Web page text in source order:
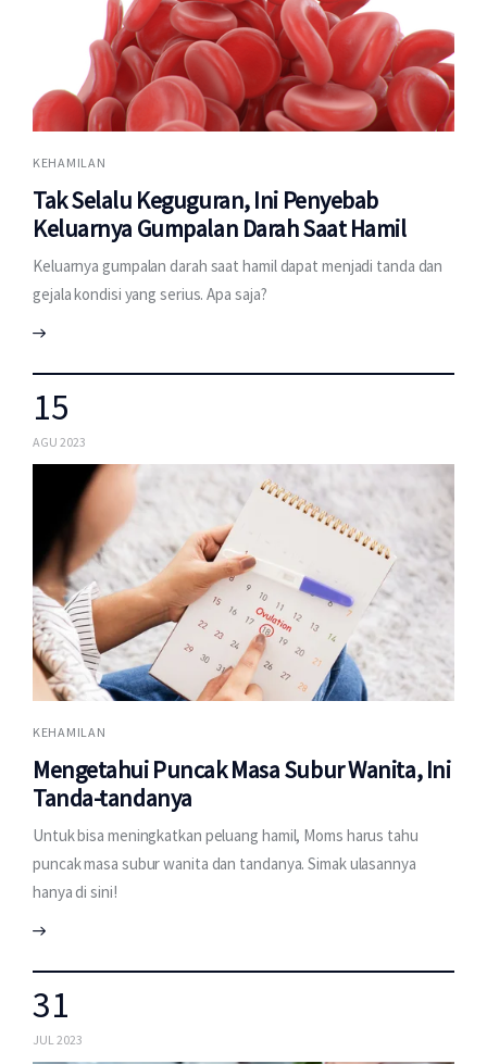
KEHAMILAN
Tak Selalu Keguguran, Ini Penyebab
Keluarnya Gumpalan Darah Saat Hamil
Keluarnya gumpalan darah saat hamil dapat menjadi tanda dan
gejala kondisi yang serius. Apa saja?
15
AGU 2023
KEHAMILAN
Mengetahui Puncak Masa Subur Wanita, Ini
Tanda-tandanya
Untuk bisa meningkatkan peluang hamil, Moms harus tahu
puncak masa subur wanita dan tandanya. Simak ulasannya
hanya di sini!
31
JUL 2023